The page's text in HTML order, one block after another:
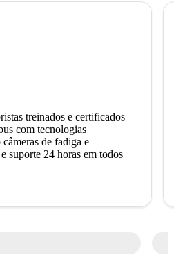
treinados e certificados
com tecnologias
de fadiga e
suporte 24 horas em todos